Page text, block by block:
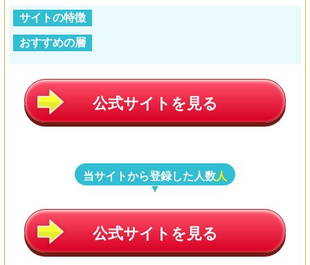
サイトの特徴
おすすめの層
公式サイトを見る
当サイトから登録した人数人
公式サイトを見る